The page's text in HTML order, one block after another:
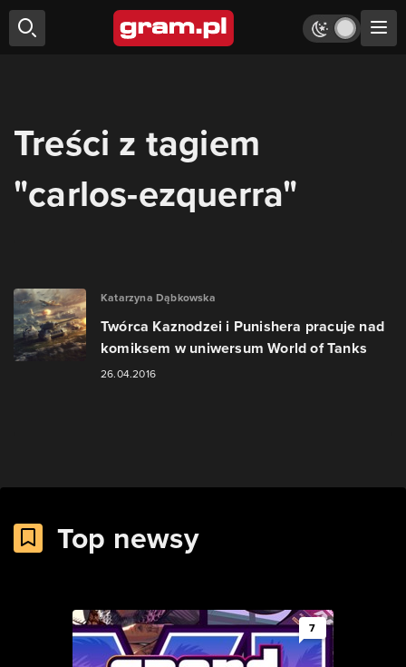
Treści z tagiem
"carlos-ezquerra"
Katarzyna Dąbkowska
Twórca Kaznodzei i Punishera pracuje nad
komiksem w uniwersum World of Tanks
26.04.2016
Top newsy
7